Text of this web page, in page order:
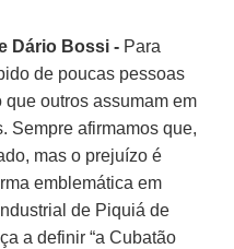
Dário Bossi - Para
de poucas pessoas
outros assumam em
Sempre afirmamos que,
mas o prejuízo é
emblemática em
de Piquiá de
a definir “a Cubatão